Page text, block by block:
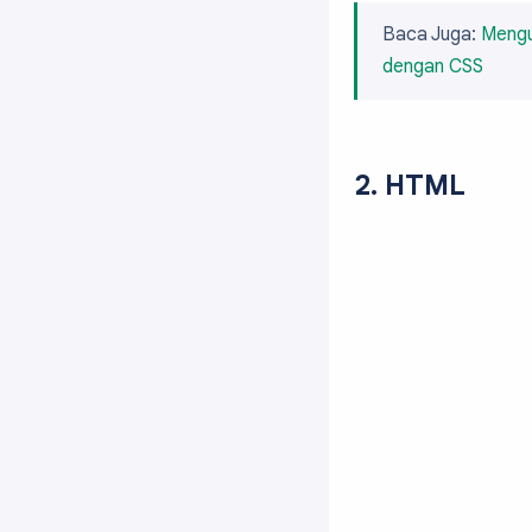
pointer-
Baca Juga:
dengan CSS
2. HTML